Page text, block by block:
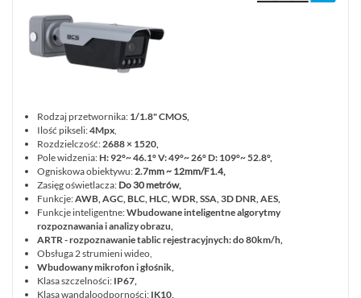
NOWOŚCI
(87)
PROMOCJE
REJESTRACJA
KONFIGURATOR
Informacje
FIRMIE
AKTUALNOŚCI
KONTAKT
CENNIKI
REKLAMACJE
DANE
SKLEPU
Rodzaj przetwornika: 1/1.8" CMOS,
Ilość pikseli:4Mpx,
Rozdzielczość:2688 × 1520,
Pole widzenia:H: 92°~ 46.1° V: 49°~ 26° D: 109°~ 52.8°,
Ogniskowa obiektywu:2.7mm ~ 12mm/F1.4,
Zasięg oświetlacza: Do 30 metrów,
Funkcje:AWB, AGC, BLC, HLC, WDR, SSA, 3D DNR, AES,
Funkcje inteligentne:Wbudowane inteligentne algorytmy
rozpoznawania i analizy obrazu,
ARTR - rozpoznawanie tablic rejestracyjnych: do 80km/h,
Obsługa 2 strumieni wideo,
Wbudowany mikrofon i głośnik,
Klasa szczelności: IP67,
Klasa wandaloodporności: IK10,